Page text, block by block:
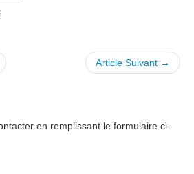
Article Suivant →
en remplissant le formulaire ci-